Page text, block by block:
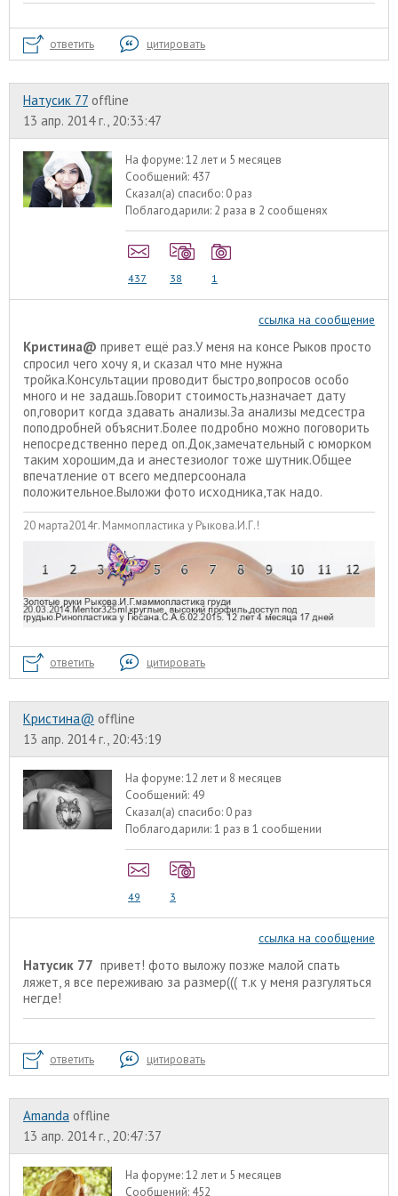
ответить цитировать
Натусик 77 offline
13 апр. 2014 г., 20:33:47
На форуме:12 лет и 5 месяцев
Сообщений: 437
Сказал(а) спасибо: 0 раз
Поблагодарили: 2 раза в 2 сообщенях
437 38 1
ссылка на сообщение
Кристина@ привет ещё раз.У меня на консе Рыков просто
спросил чего хочу я, и сказал что мне нужна
тройка.Консультации проводит быстро,вопросов особо
много и не задашь.Говорит стоимость,назначает дату
оп,говорит когда здавать анализы.За анализы медсестра
поподробней объяснит.Более подробно можно поговорить
непосредственно перед оп.Док,замечательный с юморком
таким хорошим,да и анестезиолог тоже шутник.Общее
впечатление от всего медперсоонала
положительное.Выложи фото исходника,так надо.
20 марта2014г. Маммопластика у Рыкова.И.Г.!
ответить цитировать
Кристина@ offline
13 апр. 2014 г., 20:43:19
На форуме:12 лет и 8 месяцев
Сообщений: 49
Сказал(а) спасибо: 0 раз
Поблагодарили:1 раз в 1 сообщении
49 3
ссылка на сообщение
Натусик 77 привет! фото выложу позже малой спать
ляжет, я все переживаю за размер((( т.к у меня разгуляться
негде!
ответить цитировать
Amanda offline
13 апр. 2014 г., 20:47:37
На форуме:12 лет и 5 месяцев
Сообщений: 452